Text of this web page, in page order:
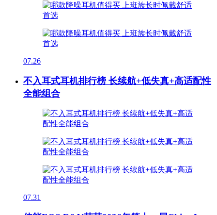
07.26
不入耳式耳机排行榜 长续航+低失真+高适配性
全能组合
07.31